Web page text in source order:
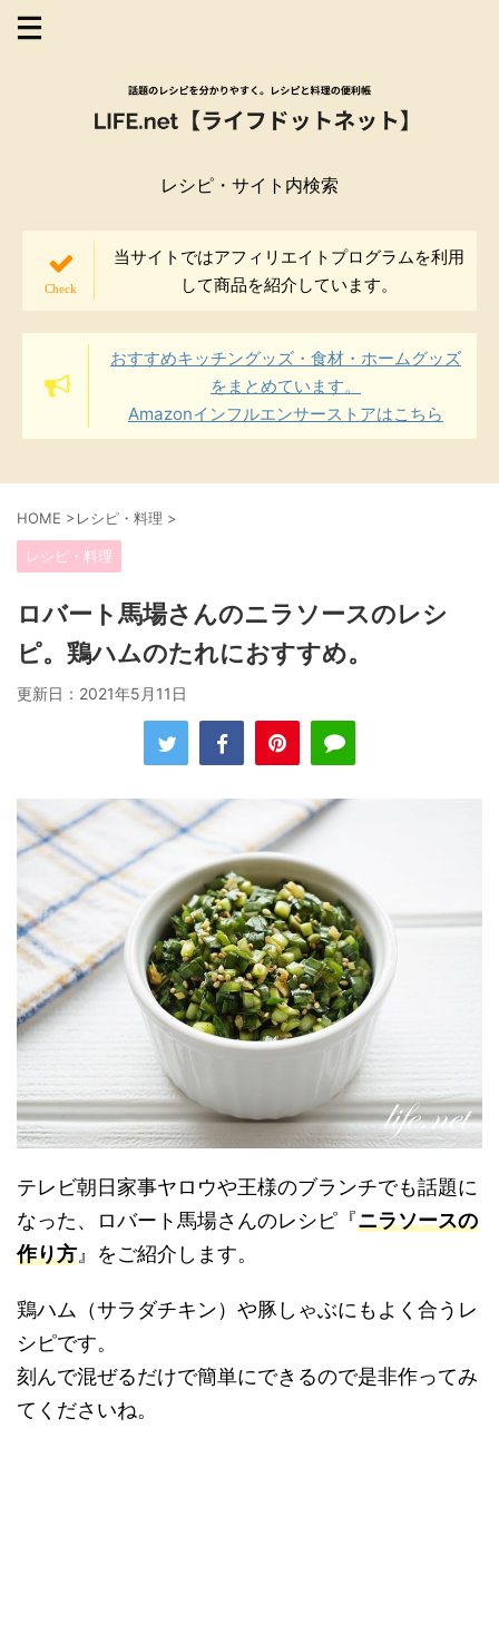
レシピ・サイト内検索
当サイトではアフィリエイトプログラムを利用
して商品を紹介しています。
おすすめキッチングッズ・食材・ホームグッズ
をまとめています。
Amazonインフルエンサーストアはこちら
HOME >レシピ・料理 >
レシピ・料理
ロバート馬場さんのニラソースのレシ
ピ。鶏ハムのたれにおすすめ。
更新日： 2021年5月11日
テレビ朝日家事ヤロウや王様のブランチでも話題に
なった、ロバート馬場さんのレシピ『ニラソースの
作り方 』をご紹介します。
鶏ハム（サラダチキン）や豚しゃぶにもよく合うレ
シピです。
刻んで混ぜるだけで簡単にできるので是非作ってみ
てくださいね。